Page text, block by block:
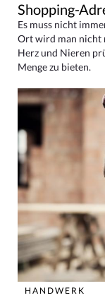
Shopping-
Es muss nicht
Ort wird man nicht
Herz und Nieren
Menge zu bieten.
HANDWERK